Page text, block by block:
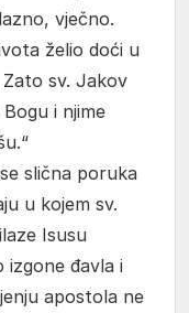
vječno.
želio doći u
sv. Jakov
i njime
slična poruka
u kojem sv.
Isusu
izgone đavla i
apostola ne